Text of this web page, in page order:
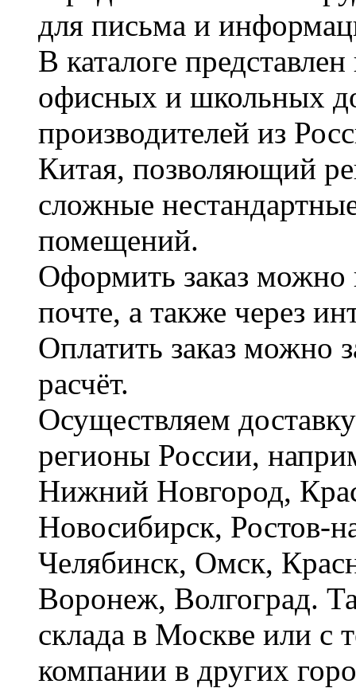
для письма и
В каталоге
офисных и школьных
производителей из
Китая, позволяющий
сложные
помещений.
Оформить заказ можно
почте, а также через
Оплатить заказ можно
расчёт.
Осуществляем
регионы России,
Нижний Новгород,
Новосибирск, Ростов-
Челябинск, Омск,
Воронеж, Волгоград.
склада в Москве или с
компании в других